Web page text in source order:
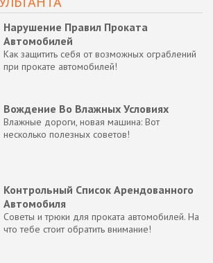
Нарушение Правил Проката
Автомобилей
Как защитить себя от возможных ограблений
при прокате автомобилей!
Вождение Во Влажных Условиях
Влажные дороги, новая машина: Вот
несколько полезных советов!
Контрольный Список Арендованного
Автомобиля
Советы и трюки для проката автомобилей. На
что тебе стоит обратить внимание!